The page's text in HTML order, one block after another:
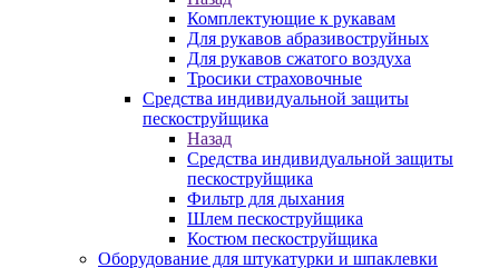
Комплектующие к рукавам
Для рукавов абразивоструйных
Для рукавов сжатого воздуха
Тросики страховочные
Средства индивидуальной защиты
пескоструйщика
Назад
Средства индивидуальной защиты
пескоструйщика
Фильтр для дыхания
Шлем пескоструйщика
Костюм пескоструйщика
Оборудование для штукатурки и шпаклевки